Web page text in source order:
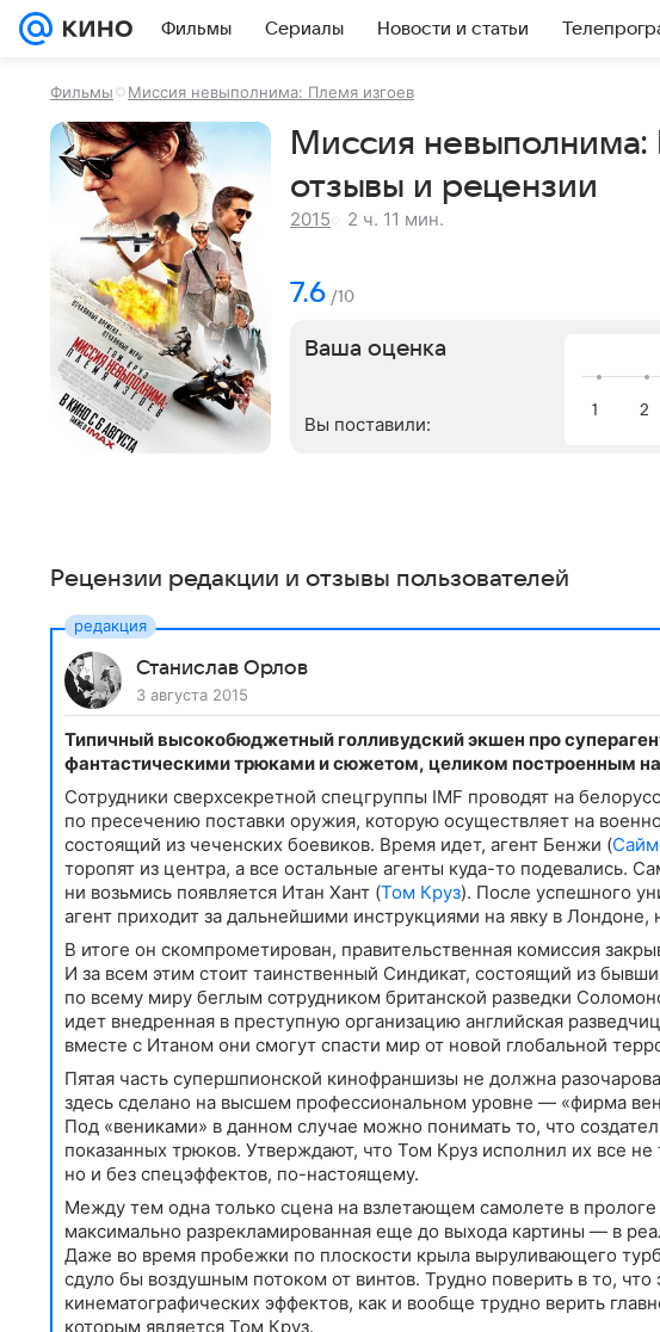
Фильмы Сериалы Новости и статьи
Фильмы Миссия невыполнима: Племя изгоев
Миссия невыполнима:
отзывы и рецензии
2015 2 ч. 11 мин.
7.6 /10
Ваша оценка
Вы поставили:
Рецензии редакции и отзывы пользователей
Станислав Орлов
3 августа 2015
Типичный высокобюджетный голливудский экшен про
фантастическими трюками и сюжетом, целиком построенным
Сотрудники сверхсекретной спецгруппы IMF проводят на
по пресечению поставки оружия, которую осуществляет на
состоящий из чеченских боевиков. Время идет, агент Бенжи (
торопят из центра, а все остальные агенты куда-то подевались.
ни возьмись появляется Итан Хант (Том Круз). После успешного
агент приходит за дальнейшими инструкциями на явку в
В итоге он скомпрометирован, правительственная комиссия
И за всем этим стоит таинственный Синдикат, состоящий из
по всему миру беглым сотрудником британской разведки
идет внедренная в преступную организацию английская
вместе с Итаном они смогут спасти мир от новой глобальной
Пятая часть супершпионской кинофраншизы не должна
здесь сделано на высшем профессиональном уровне — «фирма
Под «вениками» в данном случае можно понимать то, что
показанных трюков. Утверждают, что Том Круз исполнил их все
но и без спецэффектов, по-настоящему.
Между тем одна только сцена на взлетающем самолете в
максимально разрекламированная еще до выхода картины — в
Даже во время пробежки по плоскости крыла выруливающего
сдуло бы воздушным потоком от винтов. Трудно поверить в то,
кинематографических эффектов, как и вообще трудно верить
которым является Том Круз.